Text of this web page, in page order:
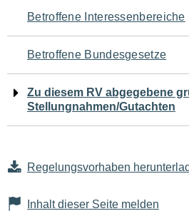
den
Seiteninhalt
Betroffene Interessenbereiche
Betroffene Bundesgesetze
Zu diesem RV abgegebene
Stellungnahmen/Gutachten
Regelungsvorhaben
Inhalt dieser Seite melden